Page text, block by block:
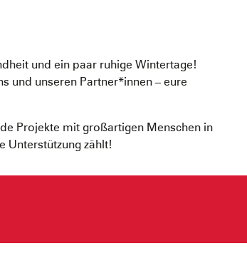
und ein paar ruhige Wintertage!
und unseren Partner*innen – eure
Projekte mit großartigen Menschen in
Unterstützung zählt!